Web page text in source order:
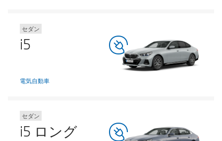
セダン
i5
電気自動車
セダン
i5 ロング